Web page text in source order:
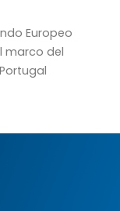
Europeo
marco del